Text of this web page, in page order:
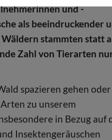
und -
als beeindruckender
stammten statt
Zahl von Tierarten
spazieren gehen oder
zu unserem
in Bezug auf
Insektengeräuschen